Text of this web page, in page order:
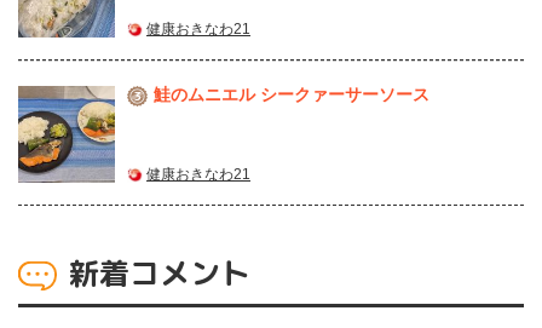
健康おきなわ21
3 鮭のムニエル シークァーサーソース
健康おきなわ21
新着コメント